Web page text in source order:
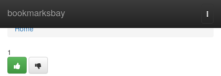
bookmarksbay
Home
Home
1